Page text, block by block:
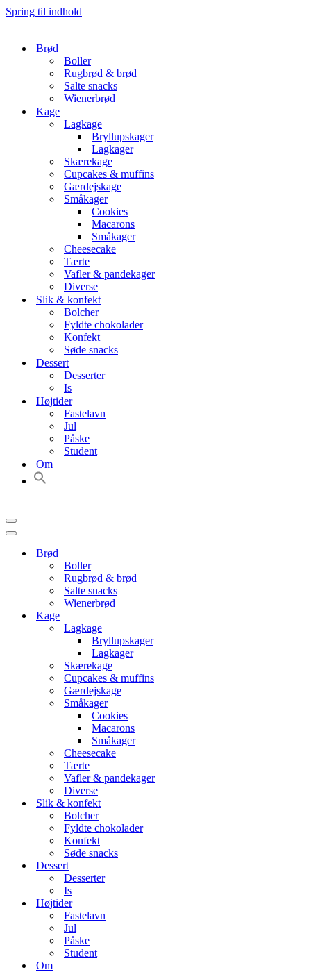
Spring til indhold
Brød
Boller
Rugbrød & brød
Salte snacks
Wienerbrød
Kage
Lagkage
Bryllupskager
Lagkager
Skærekage
Cupcakes & muffins
Gærdejskage
Småkager
Cookies
Macarons
Småkager
Cheesecake
Tærte
Vafler & pandekager
Diverse
Slik & konfekt
Bolcher
Fyldte chokolader
Konfekt
Søde snacks
Dessert
Desserter
Is
Højtider
Fastelavn
Jul
Påske
Student
Om
Navigation
menu
Navigation
Brød
Boller
Rugbrød & brød
Salte snacks
Wienerbrød
Kage
Lagkage
Bryllupskager
Lagkager
Skærekage
Cupcakes & muffins
Gærdejskage
Småkager
Cookies
Macarons
Småkager
Cheesecake
Tærte
Vafler & pandekager
Diverse
Slik & konfekt
Bolcher
Fyldte chokolader
Konfekt
Søde snacks
Dessert
Desserter
Is
Højtider
Fastelavn
Jul
Påske
Student
Om